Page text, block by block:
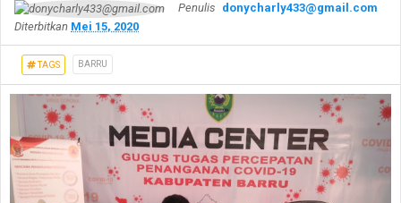
Penulis donycharly433@gmail.com
Diterbitkan Mei 15, 2020
TAGS BARRU